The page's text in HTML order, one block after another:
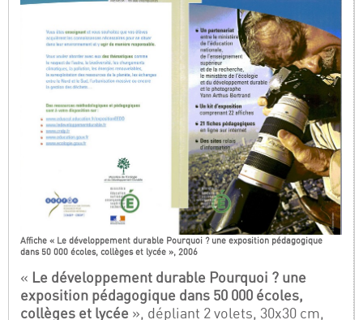
Affiche « Le développement durable Pourquoi ? une exposition pédagogique
dans 50 000 écoles, collèges et lycée », 2006
« Le développement durable Pourquoi ? une
exposition pédagogique dans 50 000 écoles,
collèges et lycée », dépliant 2 volets, 30x30 cm,